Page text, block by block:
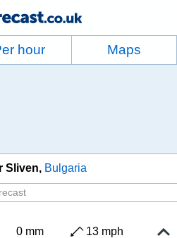
hour Maps
Sliven Bulgaria
0 mm 13 mph